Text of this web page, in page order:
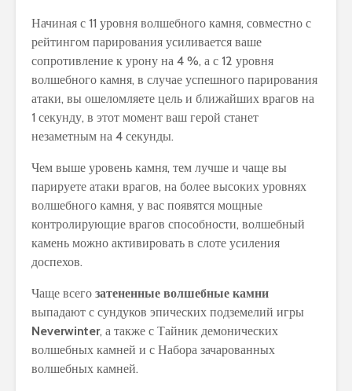
Начиная с 11 уровня волшебного камня, совместно с
рейтингом парирования усиливается ваше
сопротивление к урону на 4 %, а с 12 уровня
волшебного камня, в случае успешного парирования
атаки, вы ошеломляете цель и ближайших врагов на
1 секунду, в этот момент ваш герой станет
незаметным на 4 секунды.
Чем выше уровень камня, тем лучше и чаще вы
парируете атаки врагов, на более высоких уровнях
волшебного камня, у вас появятся мощные
контролирующие врагов способности, волшебный
камень можно активировать в слоте усиления
доспехов.
Чаще всего затененные волшебные камни
выпадают с сундуков эпических подземелий игры
Neverwinter, а также с Тайник демонических
волшебных камней и с Набора зачарованных
волшебных камней.